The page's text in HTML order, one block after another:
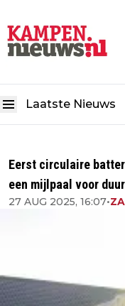
Laatste Nieuws
Eerst circulaire
een mijlpaal voor
27 AUG 2025, 16:07•